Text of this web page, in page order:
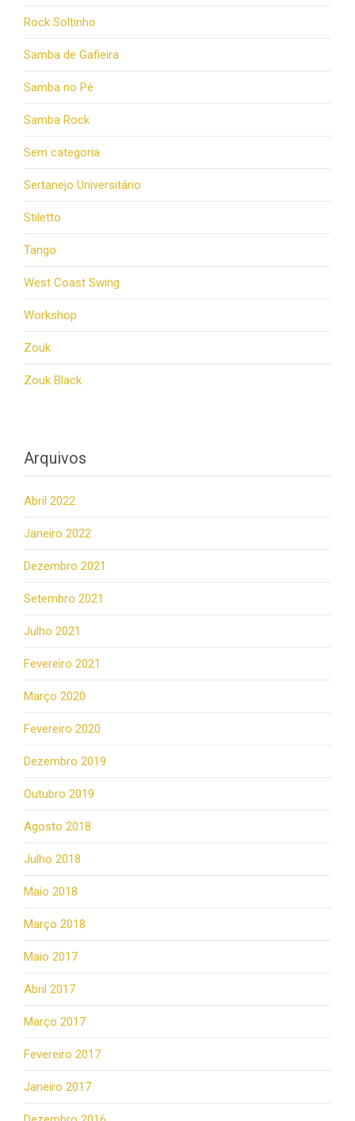
Rock Soltinho
Samba de Gafieira
Samba no Pé
Samba Rock
Sem categoria
Sertanejo Universitário
Stiletto
Tango
West Coast Swing
Workshop
Zouk
Zouk Black
Arquivos
Abril 2022
Janeiro 2022
Dezembro 2021
Setembro 2021
Julho 2021
Fevereiro 2021
Março 2020
Fevereiro 2020
Dezembro 2019
Outubro 2019
Agosto 2018
Julho 2018
Maio 2018
Março 2018
Maio 2017
Abril 2017
Março 2017
Fevereiro 2017
Janeiro 2017